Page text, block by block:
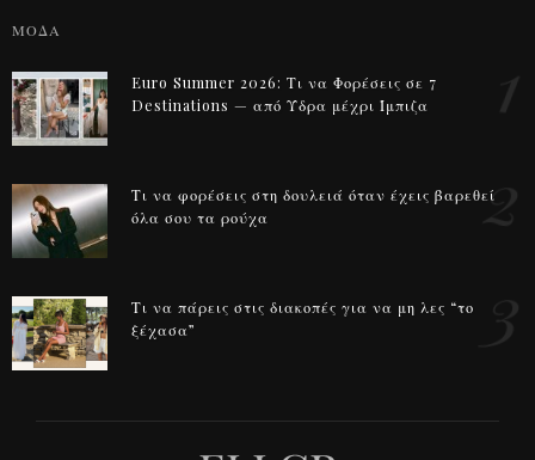
ΜΟΔΑ
Euro Summer 2026: Τι να Φορέσεις σε 7
Destinations — από Ύδρα μέχρι Ίμπιζα
Τι να φορέσεις στη δουλειά όταν έχεις βαρεθεί
όλα σου τα ρούχα
2
Τι να πάρεις στις διακοπές για να μη λες “το
ξέχασα”